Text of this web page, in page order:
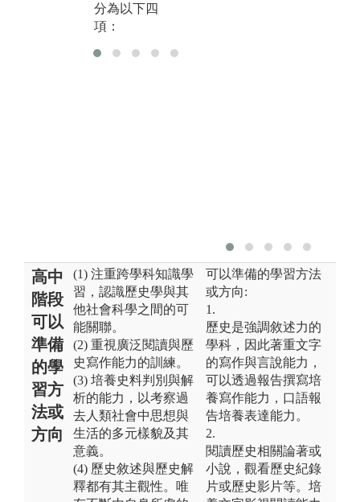
分為以下四
項：
高中
階段
可以
準備
的學
習方
法或
方向
(1) 注重跨學科知識學
習，認識歷史學與其
他社會科學之間的可
能關聯。
(2) 重視廣泛閱讀與歷
史寫作能力的訓練。
(3) 培養史料判別與解
析的能力，以考察過
去人類社會中思想與
生活的多元樣貌及其
意義。
(4) 歷史敘述與歷史解
釋都有其主觀性。唯
可以準備的學習方法
或方向:
1.
歷史是強調敘述力的
學科，因此著重文字
的寫作與言說能力，
可以透過報告撰寫培
養寫作能力，口語報
告培養表達能力。
2.
閱讀歷史相關論著或
小說，觀看歷史紀錄
片或歷史影片等。培